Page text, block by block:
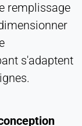
remplissage
s'adaptent